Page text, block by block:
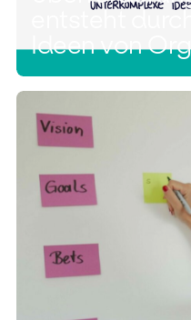
entsteht
Ideen von